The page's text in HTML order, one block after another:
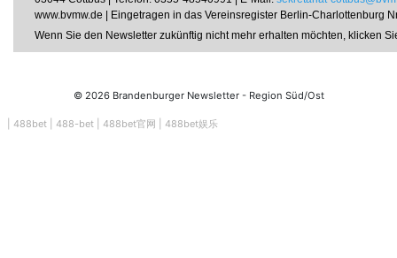
www.bvmw.de | Eingetragen in das Vereinsregister Berlin-Charlottenburg
Wenn Sie den Newsletter zukünftig nicht mehr erhalten möchten, klicken
© 2026 Brandenburger Newsletter - Region Süd/Ost
488bet 488-bet 488bet官网 488bet娱乐